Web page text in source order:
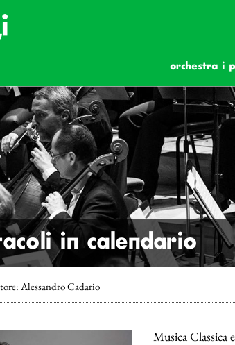
orchestra i
in calendario
Alessandro Cadario
Musica Classica